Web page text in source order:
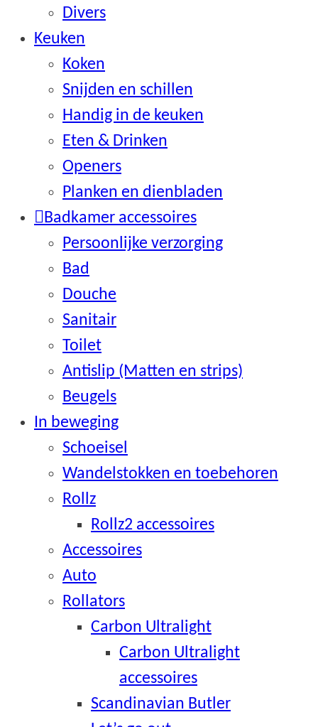
Divers
Keuken
Koken
Snijden en schillen
Handig in de keuken
Eten & Drinken
Openers
Planken en dienbladen
Badkamer accessoires
Persoonlijke verzorging
Bad
Douche
Sanitair
Toilet
Antislip (Matten en strips)
Beugels
In beweging
Schoeisel
Wandelstokken en toebehoren
Rollz
Rollz2 accessoires
Accessoires
Auto
Rollators
Carbon Ultralight
Carbon Ultralight
accessoires
Scandinavian Butler